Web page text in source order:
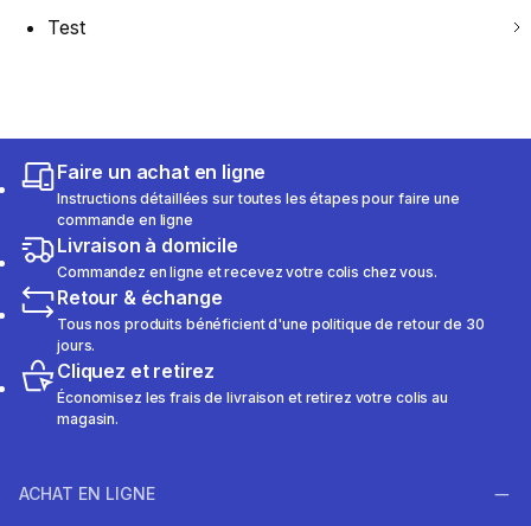
Test
Faire un achat en ligne
Instructions détaillées sur toutes les étapes pour faire une
commande en ligne
Livraison à domicile
Commandez en ligne et recevez votre colis chez vous.
Retour & échange
Tous nos produits bénéficient d'une politique de retour de 30
jours.
Cliquez et retirez
Économisez les frais de livraison et retirez votre colis au
magasin.
ACHAT EN LIGNE